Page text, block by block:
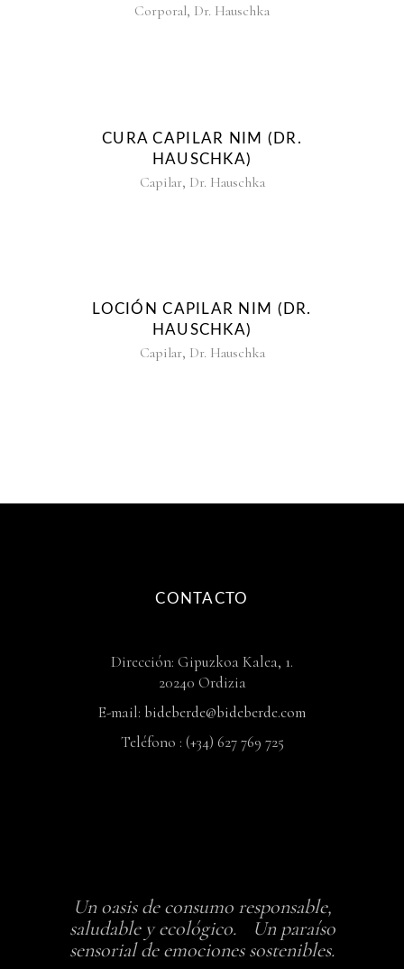
Corporal, Dr. Hauschka
CURA CAPILAR NIM (DR.
HAUSCHKA)
Capilar, Dr. Hauschka
LOCIÓN CAPILAR NIM (DR.
HAUSCHKA)
Capilar, Dr. Hauschka
CONTACTO
Dirección: Gipuzkoa Kalea, 1.
20240 Ordizia
E-mail: bideberde@bideberde.com
Teléfono : (+34) 627 769 725
Un oasis de consumo responsable,
saludable y ecológico. Un paraíso
sensorial de emociones sostenibles.